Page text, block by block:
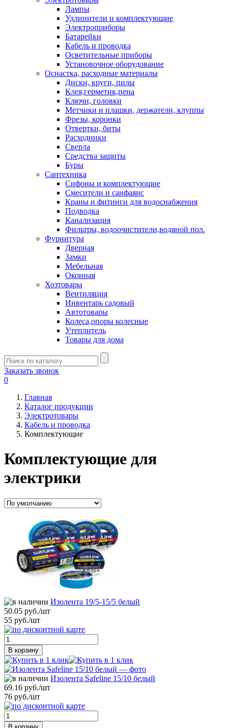
Лампы
Удлинители и комплектующие
Электроприборы
Батарейки
Кабель и проводка
Осветительные приборы
Установочное оборудование
Оснастка, расходные материалы
Диски, круги, пилы
Клея,герметик,пена
Ключи, головки
Метчики и плашки, держатели, клуппы
Фрезы, коронки
Отвертки, биты
Расходники
Сверла
Средства защиты
Буры
Сантехника
Сифоны и комплектующие
Смесители и санфаянс
Краны и фитинги для водоснабжения
Подводка
Канализация
Фильтры, водоочистители,водяной пол.
Фурнитура
Дверная
Замки
Мебельная
Оконная
Хозтовары
Вентиляция
Инвентарь садовый
Автотовары
Колеса,опоры колесные
Утеплитель
Товары для дома
Заказать звонок
0
Главная
Каталог продукции
Электротовары
Кабель и проводка
Комплектующие
Комплектующие для
электрики
Изолента 19/5-15/5 белый
50.05 руб./шт
55 руб./шт
В корзину
Изолента Safeline 15/10 белый
69.16 руб./шт
76 руб./шт